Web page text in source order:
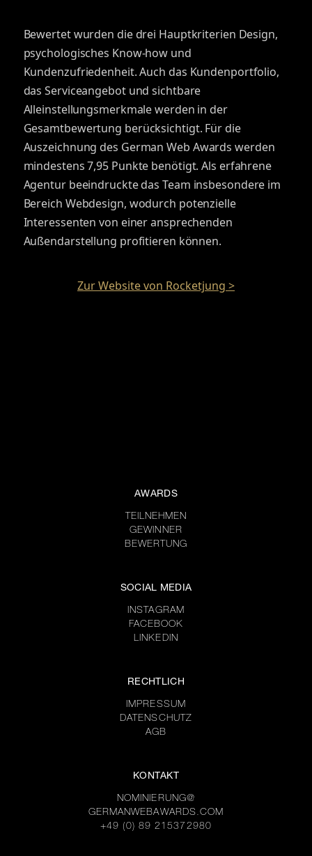
Bewertet wurden die drei Hauptkriterien Design,
psychologisches Know-how und
Kundenzufriedenheit. Auch das Kundenportfolio,
das Serviceangebot und sichtbare
Alleinstellungsmerkmale werden in der
Gesamtbewertung berücksichtigt. Für die
Auszeichnung des German Web Awards werden
mindestens 7,95 Punkte benötigt. Als erfahrene
Agentur beeindruckte das Team insbesondere im
Bereich Webdesign, wodurch potenzielle
Interessenten von einer ansprechenden
Außendarstellung profitieren können.
Zur Website von Rocketjung >
AWARDS
TEILNEHMEN
GEWINNER
BEWERTUNG
SOCIAL MEDIA
INSTAGRAM
FACEBOOK
LINKEDIN
RECHTLICH
IMPRESSUM
DATENSCHUTZ
AGB
KONTAKT
NOMINIERUNG@
GERMANWEBAWARDS.COM
+49 (0) 89 215372980